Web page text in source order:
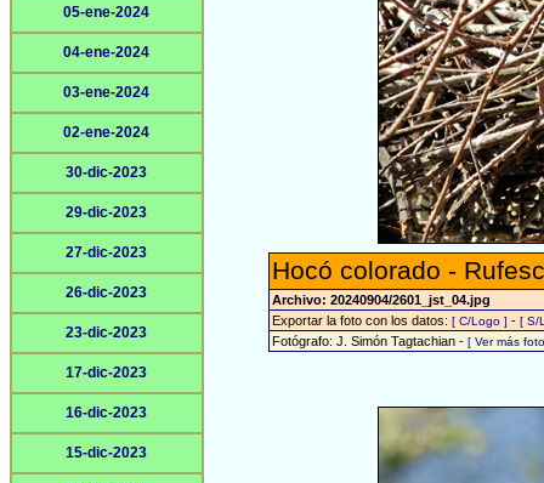
05-ene-2024
04-ene-2024
03-ene-2024
02-ene-2024
30-dic-2023
29-dic-2023
27-dic-2023
26-dic-2023
23-dic-2023
17-dic-2023
16-dic-2023
15-dic-2023
Hocó colorado -
Archivo: 20240904/2601_jst_04.jpg
Exportar la foto con los datos: [ C/Logo ] - [ S/
Fotógrafo: J. Simón Tagtachian - [ Ver más